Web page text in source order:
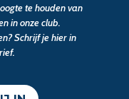
te houden van
in onze club.
Schrijf je hier in